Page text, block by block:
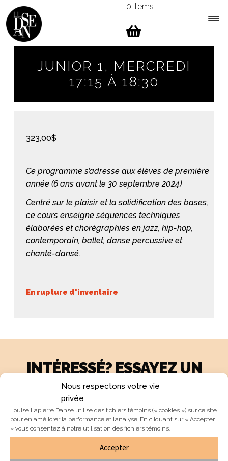
Nous respectons votre vie
privée
Louise Lapierre Danse utilise des fichiers témoins (« cookies ») sur ce site
pour en améliorer la performance et l’analyse. En cliquant sur « Accepter
» vous consentez à notre utilisation des fichiers témoins.
Accepter
Skip
to
navigation
Skip
to
content
0 items
JUNIOR 1, MERCREDI
17:15 À 18:30
323,00$
Ce programme s’adresse aux élèves de première
année (6 ans avant le 30 septembre 2024)
Centré sur le plaisir et la solidification des bases,
ce cours enseigne séquences techniques
élaborées et chorégraphies en jazz, hip-hop,
contemporain, ballet, danse percussive et
chanté-dansé.
En rupture d'inventaire
INTÉRESSÉ? ESSAYEZ UN
COURS GRATUITEMENT!
Essais gratuits